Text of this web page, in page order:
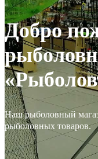
Добро
Наш рыболовный
рыболовных товаров.